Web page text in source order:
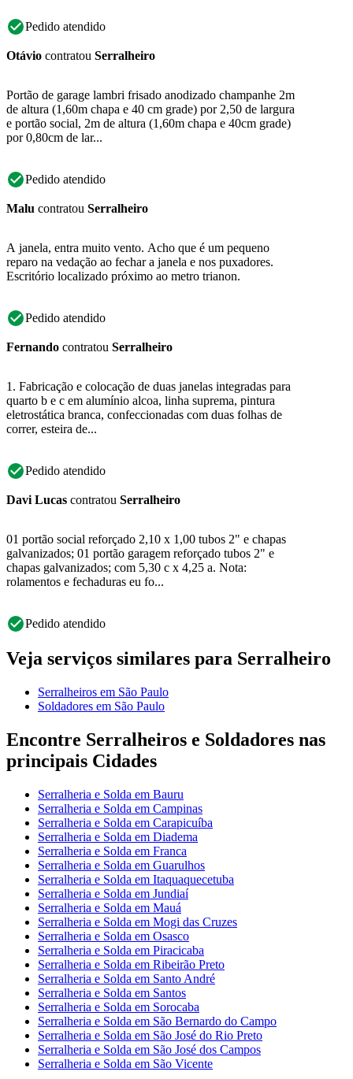
Pedido atendido
Otávio contratou Serralheiro
Portão de garage lambri frisado anodizado champanhe 2m
de altura (1,60m chapa e 40 cm grade) por 2,50 de largura
e portão social, 2m de altura (1,60m chapa e 40cm grade)
por 0,80cm de lar...
Pedido atendido
Malu contratou Serralheiro
A janela, entra muito vento. Acho que é um pequeno
reparo na vedação ao fechar a janela e nos puxadores.
Escritório localizado próximo ao metro trianon.
Pedido atendido
Fernando contratou Serralheiro
1. Fabricação e colocação de duas janelas integradas para
quarto b e c em alumínio alcoa, linha suprema, pintura
eletrostática branca, confeccionadas com duas folhas de
correr, esteira de...
Pedido atendido
Davi Lucas contratou Serralheiro
01 portão social reforçado 2,10 x 1,00 tubos 2" e chapas
galvanizados; 01 portão garagem reforçado tubos 2" e
chapas galvanizados; com 5,30 c x 4,25 a. Nota:
rolamentos e fechaduras eu fo...
Pedido atendido
Veja serviços similares para Serralheiro
Serralheiros em São Paulo
Soldadores em São Paulo
Encontre Serralheiros e Soldadores nas
principais Cidades
Serralheria e Solda em Bauru
Serralheria e Solda em Campinas
Serralheria e Solda em Carapicuíba
Serralheria e Solda em Diadema
Serralheria e Solda em Franca
Serralheria e Solda em Guarulhos
Serralheria e Solda em Itaquaquecetuba
Serralheria e Solda em Jundiaí
Serralheria e Solda em Mauá
Serralheria e Solda em Mogi das Cruzes
Serralheria e Solda em Osasco
Serralheria e Solda em Piracicaba
Serralheria e Solda em Ribeirão Preto
Serralheria e Solda em Santo André
Serralheria e Solda em Santos
Serralheria e Solda em Sorocaba
Serralheria e Solda em São Bernardo do Campo
Serralheria e Solda em São José do Rio Preto
Serralheria e Solda em São José dos Campos
Serralheria e Solda em São Vicente